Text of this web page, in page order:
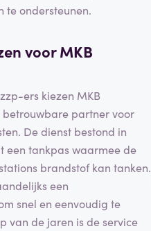
te ondersteunen.
voor MKB
ers kiezen MKB
betrouwbare partner voor
De dienst bestond in
een tankpas waarmee de
brandstof kan tanken.
een
snel en eenvoudig te
van de jaren is de service